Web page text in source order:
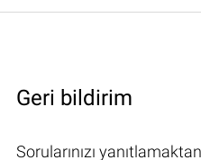
Geri bildirim
Sorularınızı